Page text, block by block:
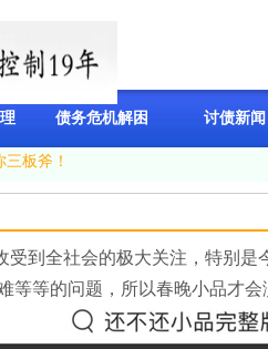
债务危机解困 讨债新闻
板斧！
到全社会的极大关注，特别
等的问题，所以春晚小品才会